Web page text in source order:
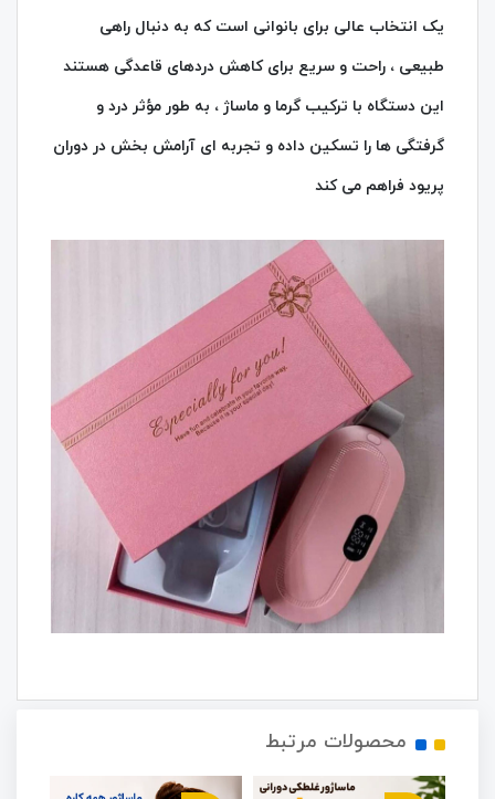
یک انتخاب عالی برای بانوانی است که به دنبال راهی
طبیعی ، راحت و سریع برای کاهش دردهای قاعدگی هستند
این دستگاه با ترکیب گرما و ماساژ ، به‌ طور مؤثر درد و
گرفتگی‌ ها را تسکین داده و تجربه‌ ای آرامش‌ بخش در دوران
پریود فراهم می‌ کند
محصولات مرتبط